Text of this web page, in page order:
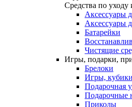
Средства по уходу
Аксессуары
Аксессуары
Батарейки
Чистящие
Игры, подарки,
Брелоки
Игры, кубики
Подарочная
Подарочные
Приколы